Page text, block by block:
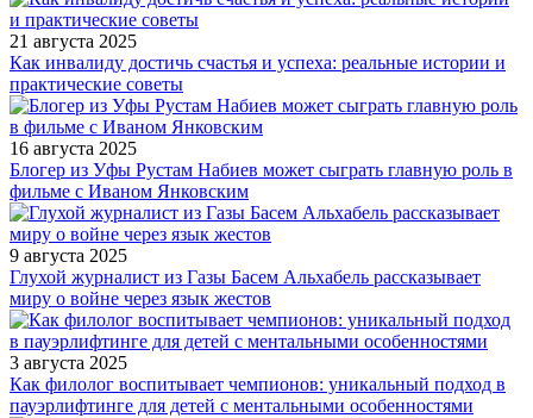
21 августа 2025
Как инвалиду достичь счастья и успеха: реальные истории и
практические советы
16 августа 2025
Блогер из Уфы Рустам Набиев может сыграть главную роль в
фильме с Иваном Янковским
9 августа 2025
Глухой журналист из Газы Басем Альхабель рассказывает
миру о войне через язык жестов
3 августа 2025
Как филолог воспитывает чемпионов: уникальный подход в
пауэрлифтинге для детей с ментальными особенностями